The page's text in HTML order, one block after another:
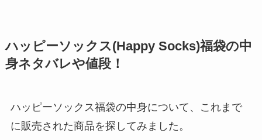
ハッピーソックス(Happy Socks)福袋の中
身ネタバレや値段！
ハッピーソックス福袋の中身について、これまで
に販売された商品を探してみました。